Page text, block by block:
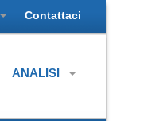
Contattaci
ANALISI